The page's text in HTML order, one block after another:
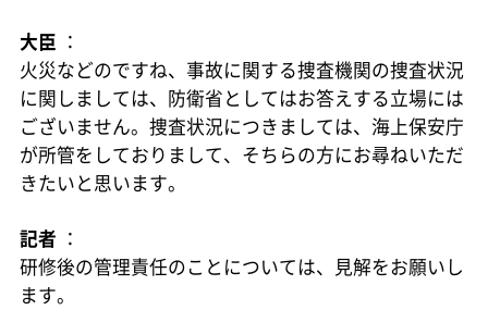
大臣 ：
火災などのですね、事故に関する捜査機関の捜査状況
に関しましては、防衛省としてはお答えする立場には
ございません。捜査状況につきましては、海上保安庁
が所管をしておりまして、そちらの方にお尋ねいただ
きたいと思います。
記者 ：
研修後の管理責任のことについては、見解をお願いし
ます。